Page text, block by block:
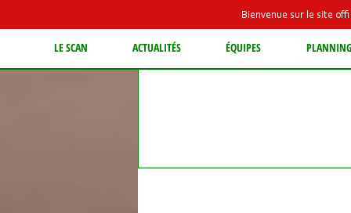
Bienvenue sur le site
LE SCAN ACTUALITÉS ÉQUIPES